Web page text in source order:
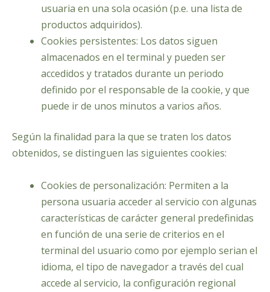
usuaria en una sola ocasión (p.e. una lista de
productos adquiridos).
Cookies persistentes: Los datos siguen
almacenados en el terminal y pueden ser
accedidos y tratados durante un periodo
definido por el responsable de la cookie, y que
puede ir de unos minutos a varios años.
Según la finalidad para la que se traten los datos
obtenidos, se distinguen las siguientes cookies:
Cookies de personalización: Permiten a la
persona usuaria acceder al servicio con algunas
características de carácter general predefinidas
en función de una serie de criterios en el
terminal del usuario como por ejemplo serian el
idioma, el tipo de navegador a través del cual
accede al servicio, la configuración regional